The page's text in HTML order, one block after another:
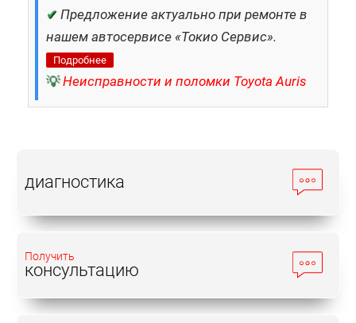
✔ Предложение актуально при ремонте в
нашем автосервисе «Токио Сервис».
Подробнее
💡 Неисправности и поломки Toyota Auris
диагностика
Получить
консультацию